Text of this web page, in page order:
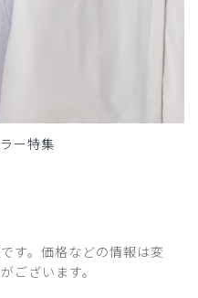
ー特集
す。価格などの情報は変
ございます。